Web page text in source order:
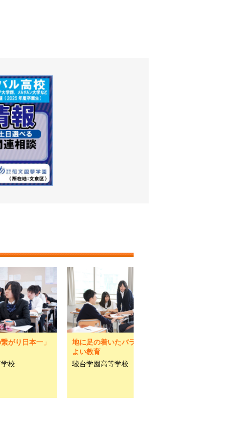
がり日本一」
校
地に足の着いたバランスの
よい教育
駿台学園高等学校